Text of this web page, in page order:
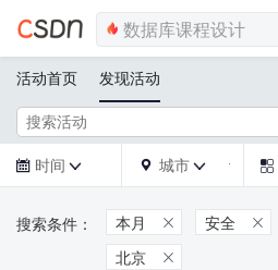
活动首页 发现活动
 时间   城市  
本月  安全 
北京 